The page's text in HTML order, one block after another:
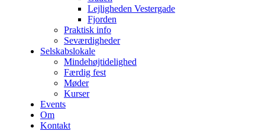
Lejligheden Vestergade
Fjorden
Praktisk info
Seværdigheder
Selskabslokale
Mindehøjtidelighed
Færdig fest
Møder
Kurser
Events
Om
Kontakt